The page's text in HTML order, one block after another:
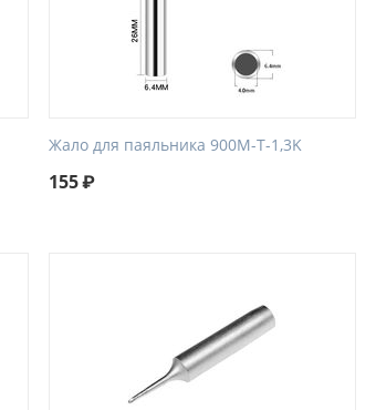
Жало для паяльника 900M-T-1,3K
155₽